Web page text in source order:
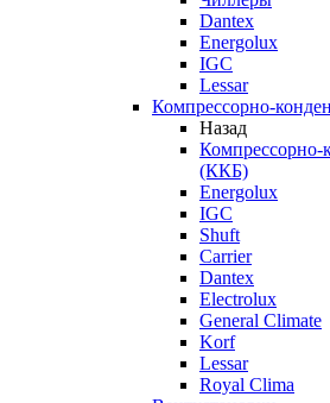
Dantex
Energolux
IGC
Lessar
Компрессорно-
Назад
Компрессорно-
(ККБ)
Energolux
IGC
Shuft
Carrier
Dantex
Electrolux
General Climate
Korf
Lessar
Royal Clima